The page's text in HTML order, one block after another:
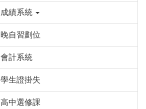
成績系統
晚自習劃位
會計系統
學生證掛失
高中選修課